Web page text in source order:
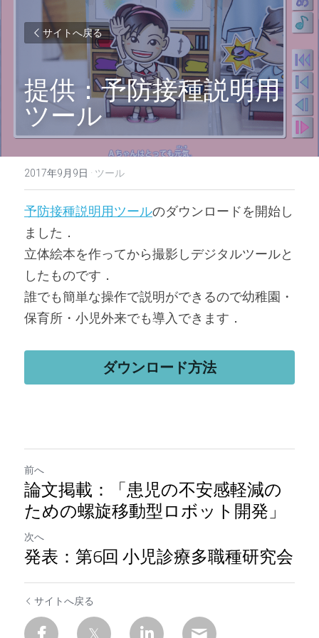
サイトへ戻る
提供：予防接種説明用
ツール
2017年9月9日 · ツール
予防接種説明用ツールのダウンロードを開始し
ました．
立体絵本を作ってから撮影しデジタルツールと
したものです．
誰でも簡単な操作で説明ができるので幼稚園・
保育所・小児外来でも導入できます．
ダウンロード方法
前へ
論文掲載：「患児の不安感軽減の
ための螺旋移動型ロボット開発」
次へ
発表：第6回 小児診療多職種研究会
サイトへ戻る